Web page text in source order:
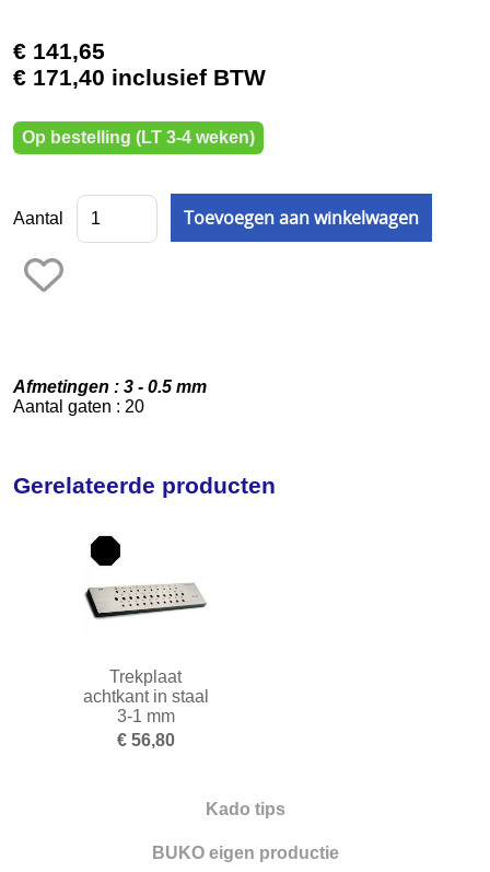
Boeken
Borstels
Emailleren
Galvano
Graveren en zetten
Hamers
Hangmotoren en toebehoren
Legeringen
Meetinstrumenten
Nieuwe artikelen
Kado tips
BUKO eigen productie
€ 141,65
€ 171,40 inclusief BTW
Op bestelling (LT 3-4 weken)
Aantal
Afmetingen : 3 - 0.5 mm
Aantal gaten : 20
Gerelateerde producten
Trekplaat
achtkant in staal
3-1 mm
€ 56,80